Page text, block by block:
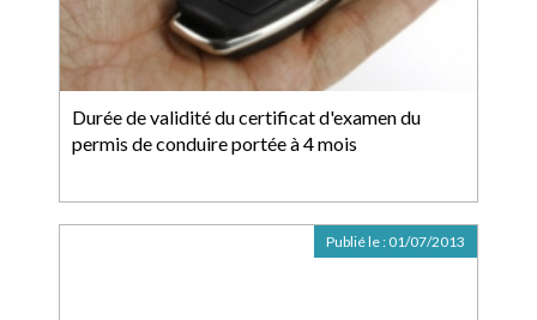
Durée de validité du certificat d'examen du
permis de conduire portée à 4 mois
Publié le : 01/07/2013